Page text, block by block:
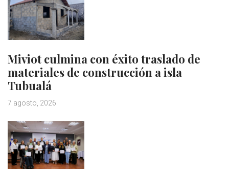
Miviot culmina con éxito traslado de
materiales de construcción a isla
Tubualá
7 agosto, 2026